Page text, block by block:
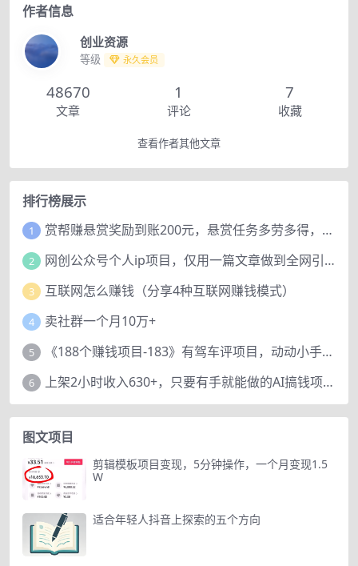
作者信息
创业资源
等级 永久会员
48670
文章
1
评论
7
收藏
查看作者其他文章
排行榜展示
1 赏帮赚悬赏奖励到账200元，悬赏任务多劳多得，人人可做。
2 网创公众号个人ip项目，仅用一篇文章做到全网引流！
3 互联网怎么赚钱（分享4种互联网赚钱模式）
4 卖社群一个月10万+
5 《188个赚钱项目-183》有驾车评项目，动动小手，复制粘贴赚44元！
6 上架2小时收入630+，只要有手就能做的AI搞钱项目，奶奶看完都能学会!
图文项目
剪辑模板项目变现，5分钟操作，一个月变现1.5
W
适合年轻人抖音上探索的五个方向